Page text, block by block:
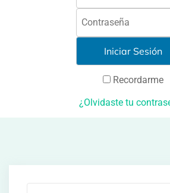
Recordarme
¿Olvidaste tu